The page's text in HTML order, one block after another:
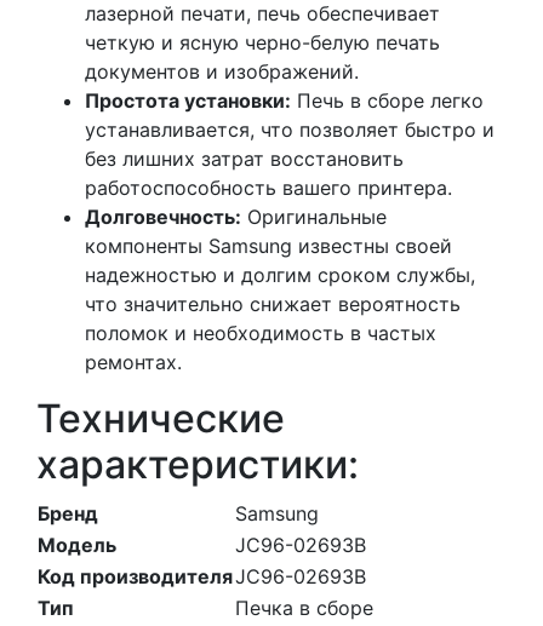
лазерной печати, печь обеспечивает
четкую и ясную черно-белую печать
документов и изображений.
Простота установки: Печь в сборе легко
устанавливается, что позволяет быстро и
без лишних затрат восстановить
работоспособность вашего принтера.
Долговечность: Оригинальные
компоненты Samsung известны своей
надежностью и долгим сроком службы,
что значительно снижает вероятность
поломок и необходимость в частых
ремонтах.
Технические
характеристики:
Бренд
Samsung
Модель
JC96-02693B
Код производителяJC96-02693B
Тип
Печка в сборе